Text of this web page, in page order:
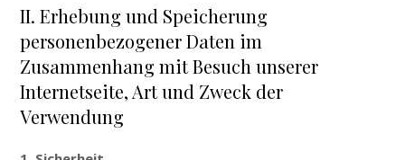
II. Erhebung und Speicherung
personenbezogener Daten im
Zusammenhang mit Besuch unserer
Internetseite, Art und Zweck der
Verwendung